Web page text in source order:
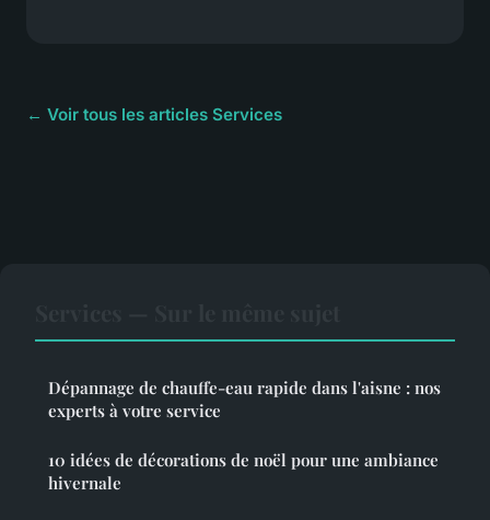
← Voir tous les articles Services
Dépannage de chauffe-eau rapide dans l'aisne : nos
experts à votre service
10 idées de décorations de noël pour une ambiance
hivernale